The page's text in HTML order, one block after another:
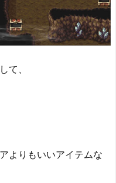
て、
よりもいいアイテムな